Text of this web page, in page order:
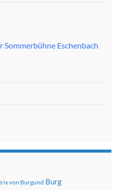
Sommerbühne Eschenbach
von Burgund Burg